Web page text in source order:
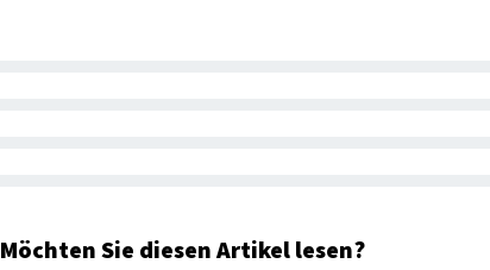
Möchten Sie diesen Artikel lesen?